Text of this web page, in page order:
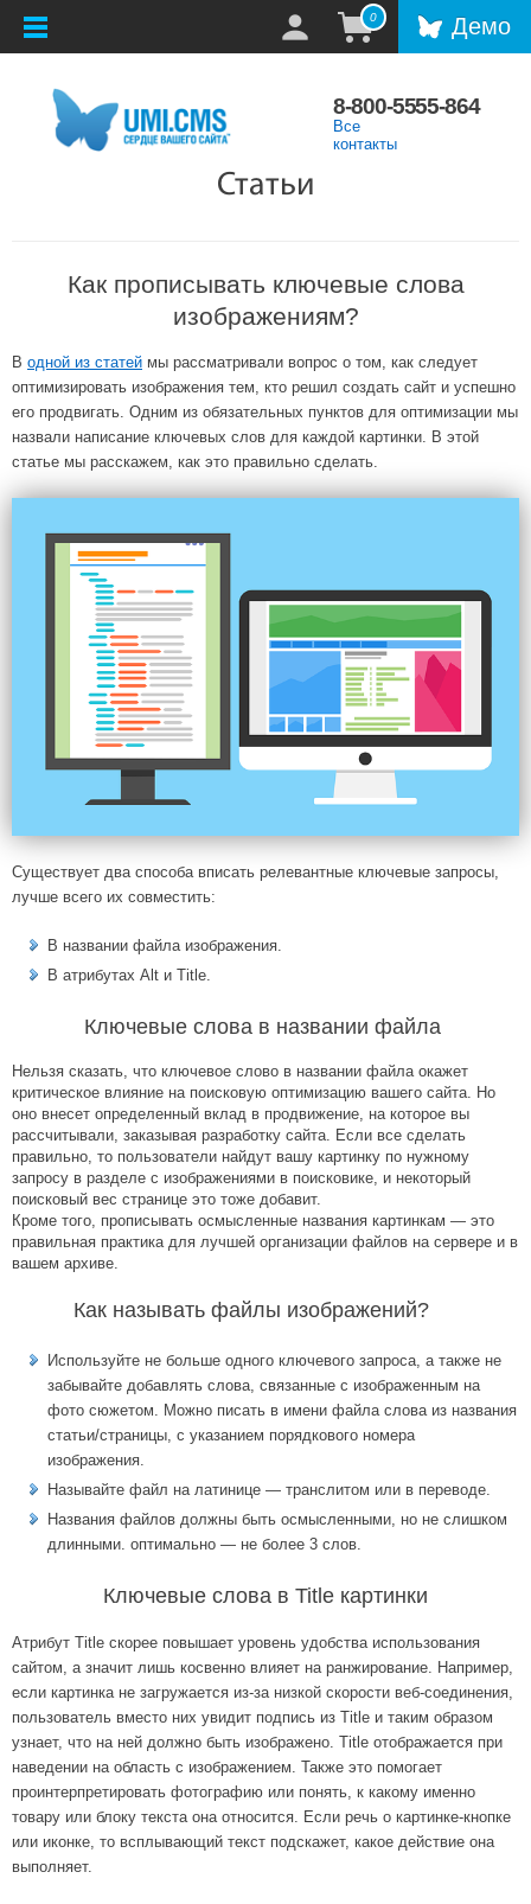
0 Демо
8-800-5555-864
Все
контакты
Статьи
Как прописывать ключевые слова
изображениям?
В одной из статей мы рассматривали вопрос о том, как следует
оптимизировать изображения тем, кто решил создать сайт и успешно
его продвигать. Одним из обязательных пунктов для оптимизации мы
назвали написание ключевых слов для каждой картинки. В этой
статье мы расскажем, как это правильно сделать.
Существует два способа вписать релевантные ключевые запросы,
лучше всего их совместить:
В названии файла изображения.
В атрибутах Alt и Title.
Ключевые слова в названии файла
Нельзя сказать, что ключевое слово в названии файла окажет
критическое влияние на поисковую оптимизацию вашего сайта. Но
оно внесет определенный вклад в продвижение, на которое вы
рассчитывали, заказывая разработку сайта. Если все сделать
правильно, то пользователи найдут вашу картинку по нужному
запросу в разделе с изображениями в поисковике, и некоторый
поисковый вес странице это тоже добавит.
Кроме того, прописывать осмысленные названия картинкам — это
правильная практика для лучшей организации файлов на сервере и в
вашем архиве.
Как называть файлы изображений?
Используйте не больше одного ключевого запроса, а также не
забывайте добавлять слова, связанные с изображенным на
фото сюжетом. Можно писать в имени файла слова из названия
статьи/страницы, с указанием порядкового номера
изображения.
Называйте файл на латинице ― транслитом или в переводе.
Названия файлов должны быть осмысленными, но не слишком
длинными. оптимально ― не более 3 слов.
Ключевые слова в Title картинки
Атрибут Title скорее повышает уровень удобства использования
сайтом, а значит лишь косвенно влияет на ранжирование. Например,
если картинка не загружается из-за низкой скорости веб-соединения,
пользователь вместо них увидит подпись из Title и таким образом
узнает, что на ней должно быть изображено. Title отображается при
наведении на область с изображением. Также это помогает
проинтерпретировать фотографию или понять, к какому именно
товару или блоку текста она относится. Если речь о картинке-кнопке
или иконке, то всплывающий текст подскажет, какое действие она
выполняет.